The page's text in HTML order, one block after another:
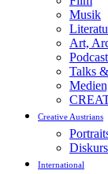
Musik
Art,
Talks
Creative Austrians
Diskurs
International